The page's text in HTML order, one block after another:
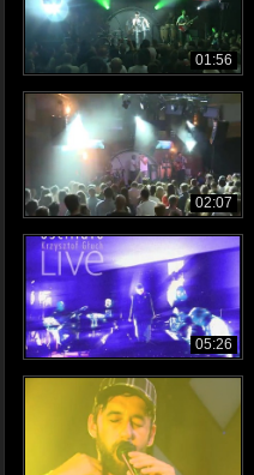
01:56
02:07
05:26